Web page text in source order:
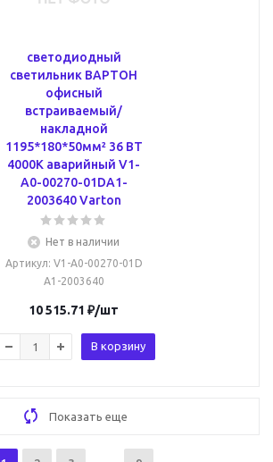
светодиодный
светильник ВАРТОН
офисный
встраиваемый/
накладной
1195*180*50мм² 36 ВТ
4000К аварийный V1-
A0-00270-01DA1-
2003640 Varton
Нет в наличии
Артикул: V1-A0-00270-01D
A1-2003640
10 515.71 ₽/шт
В корзину
Показать еще